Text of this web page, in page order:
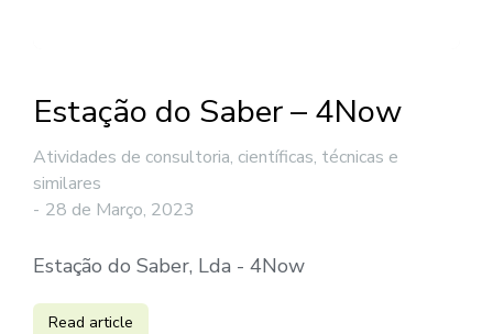
Estação do Saber – 4Now
Atividades de consultoria, científicas, técnicas e
similares
28 de Março, 2023
Estação do Saber, Lda - 4Now
Read article